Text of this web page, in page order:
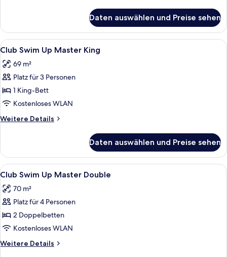
Deluxe
Ocean
Front
Bedroom
Suite
Daten auswählen und Preise sehen
Alle
Fotos
für
Club
Swim
Up
Master
King
Ein Poolbereich mit Liegestühlen und
11
Club Swim Up Master King
69 m²
Platz für 3 Personen
1 King-Bett
Kostenloses WLAN
Weitere Details
Weitere
Swim
Up
Master
Daten auswählen und Preise sehen
Alle
Fotos
für
Club
Swim
Up
Master
Double
Ein Hotelpoolbereich mit
9
Club Swim Up Master Double
70 m²
Platz für 4 Personen
2 Doppelbetten
Kostenloses WLAN
Weitere Details
Weitere